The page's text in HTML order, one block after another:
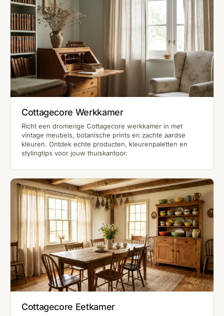
Cottagecore Werkkamer
Richt een dromerige Cottagecore werkkamer in met
vintage meubels, botanische prints en zachte aardse
kleuren. Ontdek echte producten, kleurenpaletten en
stylingtips voor jouw thuiskantoor.
Cottagecore Eetkamer